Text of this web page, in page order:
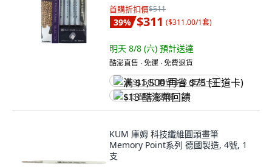
首購折扣價$511
39% $311 ($311.00/1套)
明天 8/8 (六) 預計送達
酷澎直售 ∙ 免運 ∙ 免費退貨
满 $1,500 再省 $75 (王道卡)
$13 酷澎幣回饋
KUM 庫姆 科技纖維圓頭畫筆
Memory Point系列 德國製造, 4號, 1
支